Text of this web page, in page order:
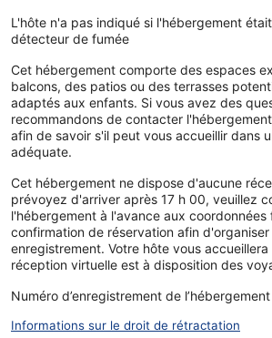
L'hôte n'a pas indiqué si l'hébergement
détecteur de fumée
Cet hébergement comporte des espaces
balcons, des patios ou des terrasses
adaptés aux enfants. Si vous avez des
recommandons de contacter
afin de savoir s'il peut vous accueillir dans
adéquate.
Cet hébergement ne dispose d'aucune
prévoyez d'arriver après 17 h 00, veuillez
l'hébergement à l'avance aux coordonnées
confirmation de réservation afin
enregistrement. Votre hôte vous
réception virtuelle est à disposition des
Numéro d’enregistrement de
Informations sur le droit de rétractation